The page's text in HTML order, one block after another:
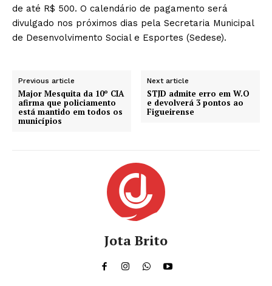
de até R$ 500. O calendário de pagamento será
divulgado nos próximos dias pela Secretaria Municipal
de Desenvolvimento Social e Esportes (Sedese).
Previous article
Major Mesquita da 10º CIA
afirma que policiamento
está mantido em todos os
municípios
Next article
STJD admite erro em W.O
e devolverá 3 pontos ao
Figueirense
Jota Brito